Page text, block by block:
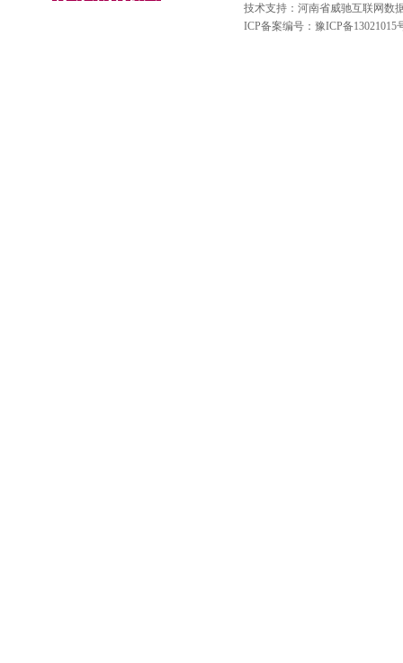
技术支持：河南省威驰互联网数
ICP备案编号： 豫ICP备13021015